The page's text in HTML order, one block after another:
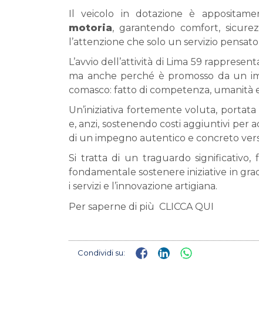
Il veicolo in dotazione è
motoria, garantendo comfort,
l’attenzione che solo un servizio
L’avvio dell’attività di Lima 59
ma anche perché è promosso da un
comasco: fatto di competenza, umanità
Un’iniziativa fortemente voluta,
e, anzi, sostenendo costi aggiuntivi per
di un impegno autentico e concreto
Si tratta di un traguardo significativo,
fondamentale sostenere iniziative in
i servizi e l’innovazione artigiana.
Per saperne di più CLICCA QUI
Condividi su: